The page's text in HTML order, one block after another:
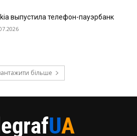
выпустила телефон-пауэрбанк
більше